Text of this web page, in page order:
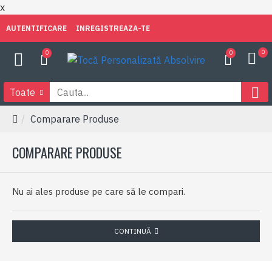
x
AUTENTIFICARE INREGISTREAZA-TE
0 0 0
Toate
Comparare Produse
COMPARARE PRODUSE
Nu ai ales produse pe care să le compari.
CONTINUĂ